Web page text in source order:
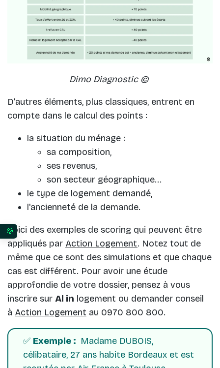
Dimo Diagnostic ©
D'autres éléments, plus classiques, entrent en
compte dans le calcul des points :
la situation du ménage :
sa composition,
ses revenus,
son secteur géographique...
le type de logement demandé,
l'ancienneté de la demande.
Voici des exemples de scoring qui peuvent être
appliqués par Action Logement. Notez tout de
même que ce sont des simulations et que chaque
cas est différent. Pour avoir une étude
approfondie de votre dossier, pensez à vous
inscrire sur Al in logement ou demander conseil
à Action Logement au 0970 800 800.
✅ Exemple : Madame DUBOIS,
célibataire, 27 ans habite Bordeaux et est
Vos préférences en matière de consentement